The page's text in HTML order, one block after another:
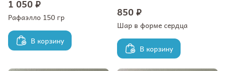
1 050 ₽
Рафаэлло 150 гр
В корзину
850 ₽
Шар в форме сердца
В корзину